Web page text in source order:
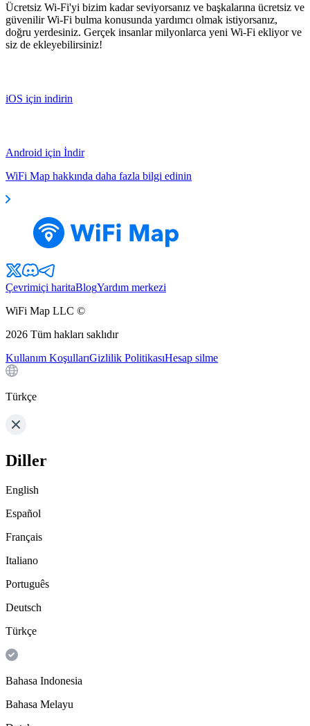
Ücretsiz Wi-Fi'yi bizim kadar seviyorsanız ve başkalarına ücretsiz ve
güvenilir Wi-Fi bulma konusunda yardımcı olmak istiyorsanız,
doğru yerdesiniz. Gerçek insanlar milyonlarca yeni Wi-Fi ekliyor ve
siz de ekleyebilirsiniz!
iOS için indirin
Android için İndir
WiFi Map hakkında daha fazla bilgi edinin
Çevrimiçi haritaBlogYardım merkezi
WiFi Map LLC ©
2026 Tüm hakları saklıdır
Kullanım KoşullarıGizlilik PolitikasıHesap silme
Türkçe
Diller
English
Español
Français
Italiano
Português
Deutsch
Türkçe
Bahasa Indonesia
Bahasa Melayu